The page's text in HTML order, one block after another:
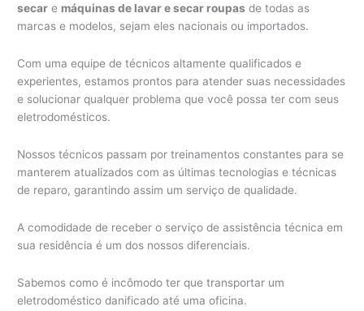
secar e máquinas de lavar e secar roupas de todas as
marcas e modelos, sejam eles nacionais ou importados.
Com uma equipe de técnicos altamente qualificados e
experientes, estamos prontos para atender suas necessidades
e solucionar qualquer problema que você possa ter com seus
eletrodomésticos.
Nossos técnicos passam por treinamentos constantes para se
manterem atualizados com as últimas tecnologias e técnicas
de reparo, garantindo assim um serviço de qualidade.
A comodidade de receber o serviço de assistência técnica em
sua residência é um dos nossos diferenciais.
Sabemos como é incômodo ter que transportar um
eletrodoméstico danificado até uma oficina.